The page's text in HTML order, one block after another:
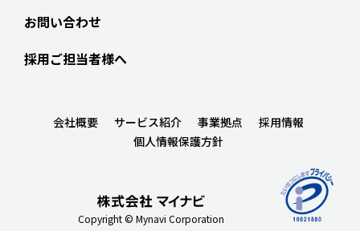
お問い合わせ
採用ご担当者様へ
Copyright © Mynavi Corporation
会社概要 サービス紹介 事業拠点
採用情報
個人情報保護方針